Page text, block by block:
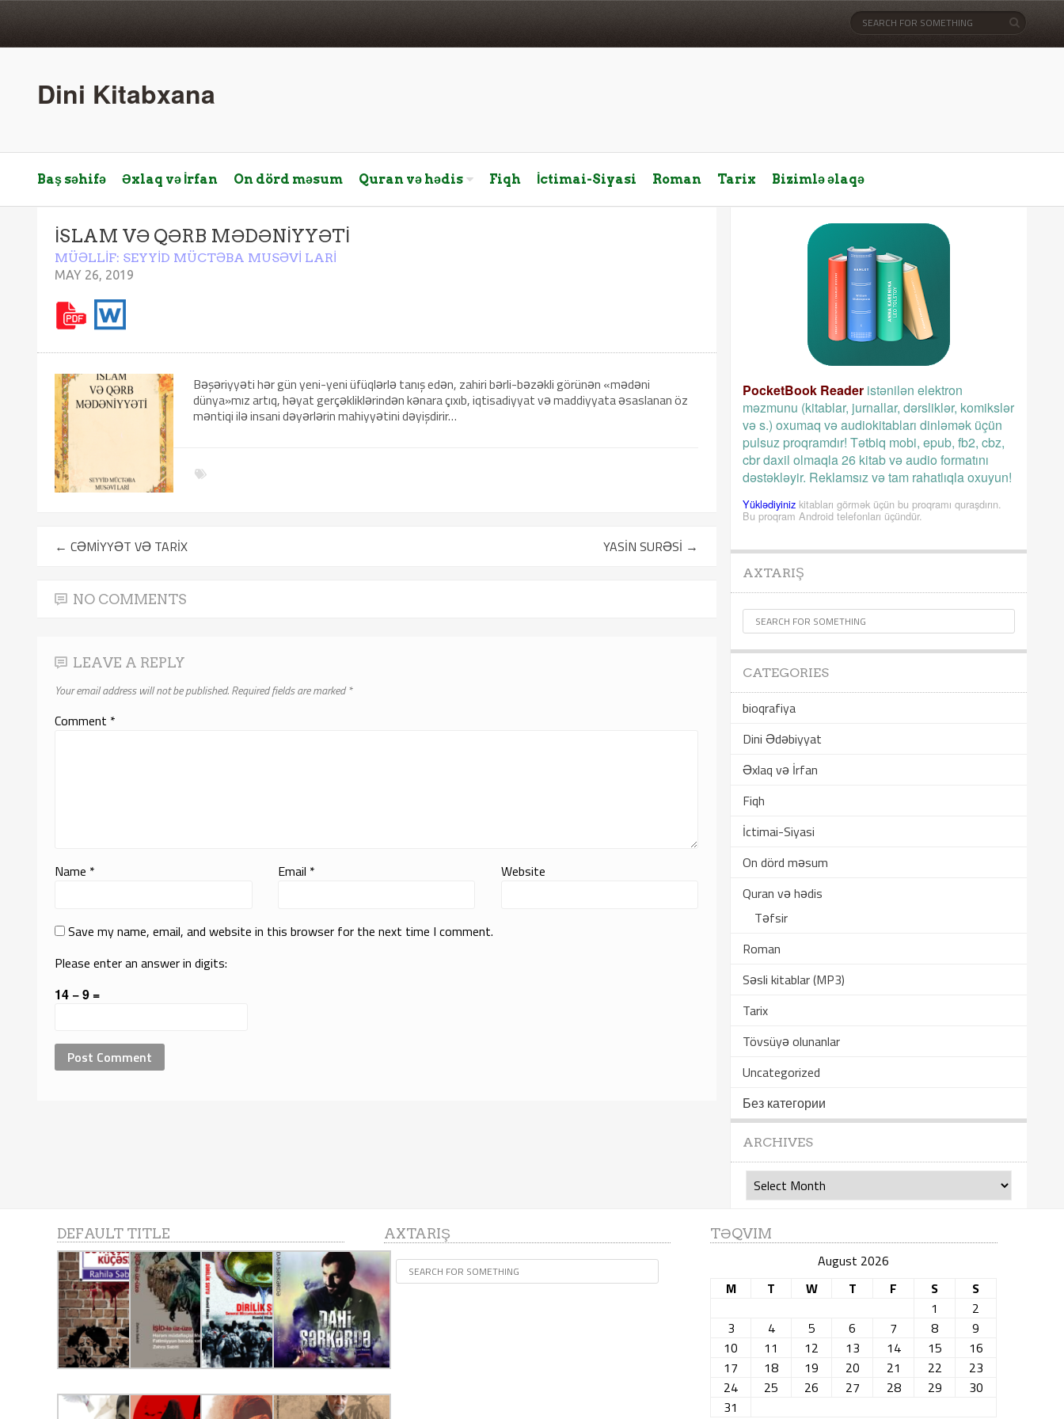
Dini Kitabxana
Baş səhifə Əxlaq və İrfan On dörd məsum Quran və hədis Fiqh İctimai-Siyasi Roman Tarix Bizimlə əlaqə
İSLAM VƏ QƏRB MƏDƏNİYYƏTİ
MÜƏLLİF: SEYYİD MÜCTƏBA MUSƏVİ LARİ
MAY 26, 2019
Bəşəriyyəti hər gün yeni-yeni üfüqlərlə tanış edən, zahiri bərli-bəzəkli görünən «mədəni
dünya»mız artıq, həyat gerçəkliklərindən kənara çıxıb, iqtisadiyyat və maddiyyata əsaslanan öz
məntiqi ilə insani dəyərlərin mahiyyətini dəyişdirir…
← CƏMİYYƏT VƏ TARİX YASİN SURƏSİ →
NO COMMENTS
LEAVE A REPLY
Your email address will not be published.Required fields are marked*
Comment *
Name * Email * Website
Save my name, email, and website in this browser for the next time I comment.
Please enter an answer in digits:
14 − 9 =
PocketBook Reader istənilən elektron
məzmunu (kitablar, jurnallar, dərsliklər, komikslər
və s.) oxumaq və audiokitabları dinləmək üçün
pulsuz proqramdır! Tətbiq mobi, epub, fb2, cbz,
cbr daxil olmaqla 26 kitab və audio formatını
dəstəkləyir. Reklamsız və tam rahatlıqla oxuyun!
Yüklədiyiniz kitabları görmək üçün bu proqramı quraşdırın.
Bu proqram Android telefonları üçündür.
AXTARIŞ
CATEGORIES
bioqrafiya
Dini Ədəbiyyat
Əxlaq və İrfan
Fiqh
İctimai-Siyasi
On dörd məsum
Quran və hədis
Təfsir
Roman
Səsli kitablar (MP3)
Tarix
Tövsüyə olunanlar
Uncategorized
Без категории
ARCHIVES
Archives
DEFAULT TITLE AXTARIŞ TƏQVIM
August 2026
M
T W T F S
S
1
2
3
4 5 6 7 8
9
10
11 12 13 14 15
16
17
18 19 20 21 22
23
24
25 26 27 28 29
30
31